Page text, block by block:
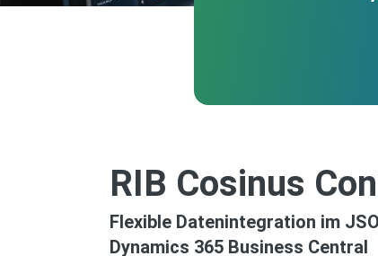
RIB Cosinus
Flexible Datenintegration im
Dynamics 365 Business Central